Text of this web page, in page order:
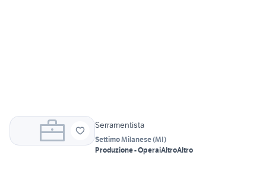
Serramentista
Settimo Milanese(MI)
Produzione - OperaiAltroAltro